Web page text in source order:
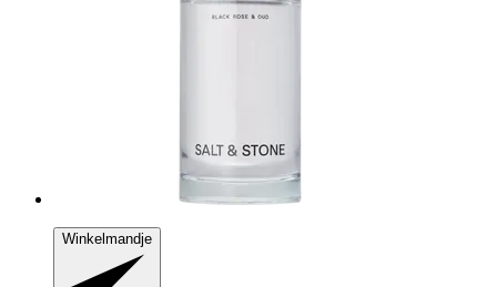
Winkelmandje